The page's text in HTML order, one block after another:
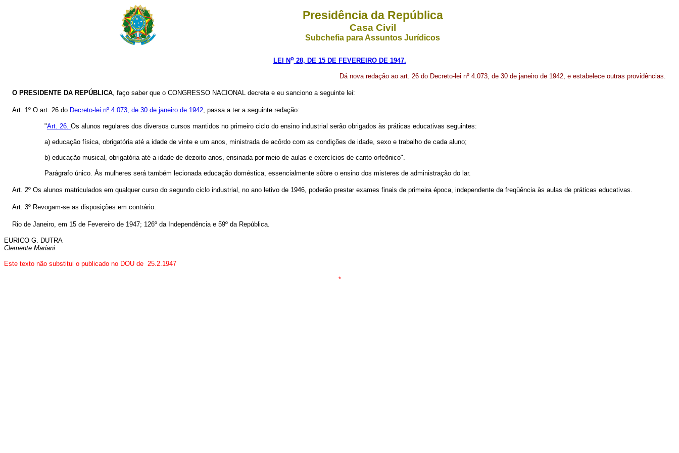
Presidência da República
Casa Civil
Subchefia para Assuntos Jurídicos
LEI No28, DE 15 DE FEVEREIRO DE 1947.
Dá nova redação ao art. 26 do Decreto-lei nº 4.073, de 30 de janeiro de 1942, e estabelece outras providências.
O PRESIDENTE DA REPÚBLICA, faço saber que o CONGRESSO NACIONAL decreta e eu sanciono a seguinte lei:
Art. 1º O art. 26 do Decreto-lei nº 4.073, de 30 de janeiro de 1942, passa a ter a seguinte redação:
"Art. 26. Os alunos regulares dos diversos cursos mantidos no primeiro ciclo do ensino industrial serão obrigados às práticas educativas seguintes:
a) educação física, obrigatória até a idade de vinte e um anos, ministrada de acôrdo com as condições de idade, sexo e trabalho de cada aluno;
b) educação musical, obrigatória até a idade de dezoito anos, ensinada por meio de aulas e exercícios de canto orfeônico".
Parágrafo único. Às mulheres será também lecionada educação doméstica, essencialmente sôbre o ensino dos misteres de administração do lar.
Art. 2º Os alunos matriculados em qualquer curso do segundo ciclo industrial, no ano letivo de 1946, poderão prestar exames finais de primeira época, independente da freqüência às aulas de práticas educativas.
Art. 3º Revogam-se as disposições em contrário.
Rio de Janeiro, em 15 de Fevereiro de 1947; 126º da Independência e 59º da República.
EURICO G. DUTRA
Clemente Mariani
Este texto não substitui o publicado no DOU de 25.2.1947
*